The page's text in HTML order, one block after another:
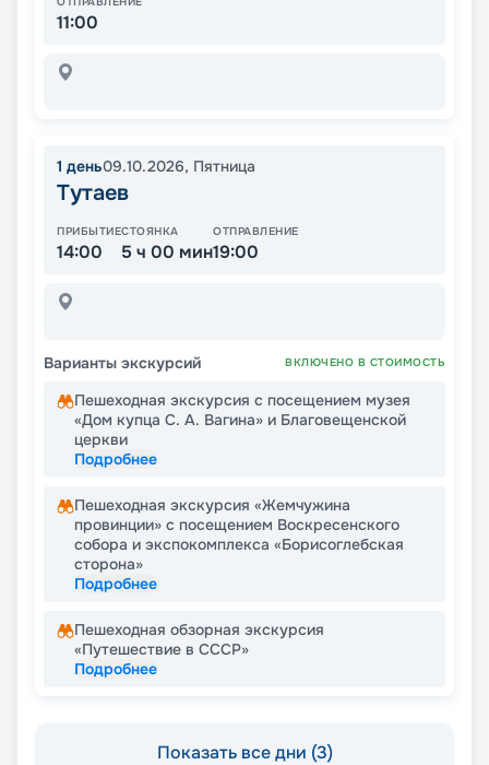
11:00
1 день09.10.2026, Пятница
Тутаев
ПРИБЫТИЕ
14:00
СТОЯНКА
5 ч 00 мин
ОТПРАВЛЕНИЕ
19:00
Варианты экскурсий ВКЛЮЧЕНО В СТОИМОСТЬ
Пешеходная экскурсия с посещением музея
«Дом купца С. А. Вагина» и Благовещенской
церкви
Подробнее
Пешеходная экскурсия «Жемчужина
провинции» с посещением Воскресенского
собора и экспокомплекса «Борисоглебская
сторона»
Подробнее
Пешеходная обзорная экскурсия
«Путешествие в СССР»
Подробнее
Показать все дни (3)